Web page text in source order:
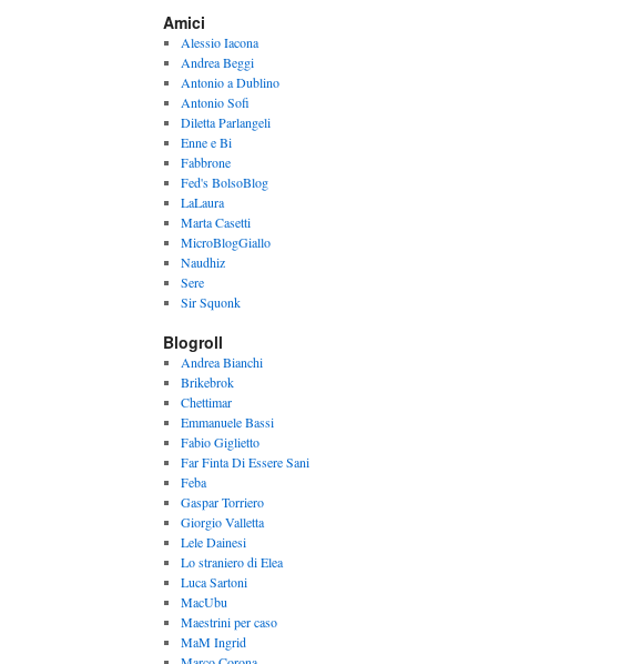
Amici
Alessio Iacona
Andrea Beggi
Antonio a Dublino
Antonio Sofi
Diletta Parlangeli
Enne e Bi
Fabbrone
Fed's BolsoBlog
LaLaura
Marta Casetti
MicroBlogGiallo
Naudhiz
Sere
Sir Squonk
Blogroll
Andrea Bianchi
Brikebrok
Chettimar
Emmanuele Bassi
Fabio Giglietto
Far Finta Di Essere Sani
Feba
Gaspar Torriero
Giorgio Valletta
Lele Dainesi
Lo straniero di Elea
Luca Sartoni
MacUbu
Maestrini per caso
MaM Ingrid